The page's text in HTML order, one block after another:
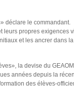
déclare le commandant.
leurs propres exigences
et les ancrer dans la
la devise du GEAOM
années depuis la
des élèves-